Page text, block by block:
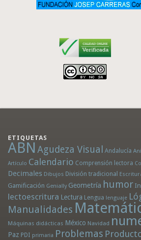
ETIQUETAS
ABN Agudeza Visual Andalucía
Artículo Calendario Comprensión lectora
Decimales Dibujos División tradicional
Gamificación Genially Geometría humor
lectoescritura Lectura Lengua lenguaje
Manualidades
Máquinas didácticas México Navidad
Paz PDI primaria Problemas